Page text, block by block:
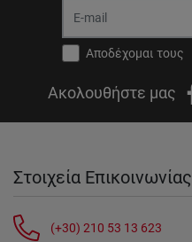
Αποδέχομαι τους
Ακολουθήστε μας
Στοιχεία Επικοινωνίας
(+30) 210 53 13 623